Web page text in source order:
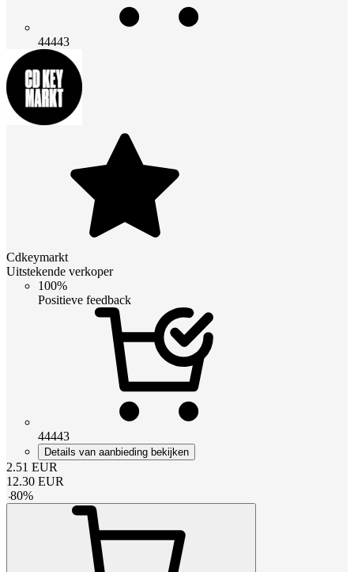
44443
Cdkeymarkt
Uitstekende verkoper
100%
Positieve feedback
44443
Details van aanbieding bekijken
2.51 EUR
12.30 EUR
-80%